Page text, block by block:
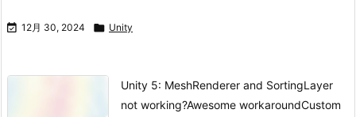
 12月 30, 2024  Unity
Unity 5: MeshRenderer and SortingLayer
not working?Awesome workaroundCustom